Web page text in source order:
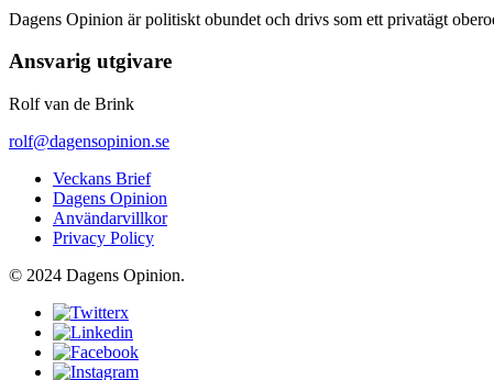
Dagens Opinion är politiskt obundet och drivs som ett privatägt
Ansvarig utgivare
Rolf van de Brink
rolf@dagensopinion.se
Veckans Brief
Dagens Opinion
Användarvillkor
Privacy Policy
© 2024 Dagens Opinion.